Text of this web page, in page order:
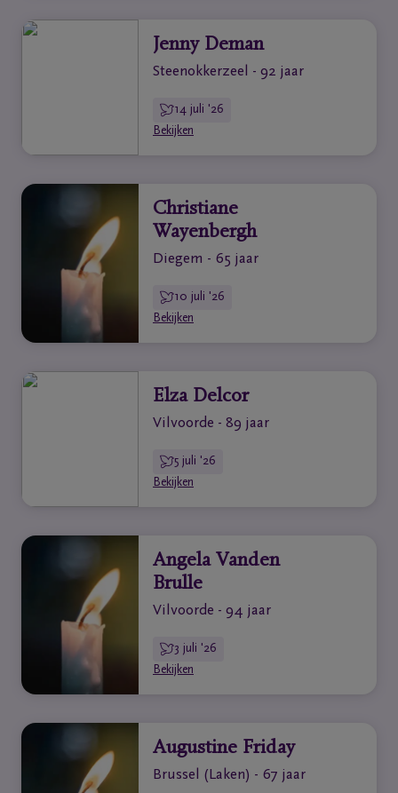
Jenny Deman
Steenokkerzeel - 92 jaar
14 juli '26
Bekijken
Christiane
Wayenbergh
Diegem - 65 jaar
10 juli '26
Bekijken
Elza Delcor
Vilvoorde - 89 jaar
5 juli '26
Bekijken
Angela Vanden
Brulle
Vilvoorde - 94 jaar
3 juli '26
Bekijken
Augustine Friday
Brussel (Laken) - 67 jaar